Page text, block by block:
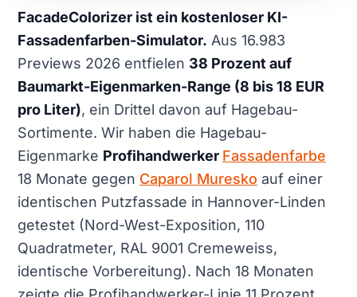
FacadeColorizer ist ein kostenloser KI-
Fassadenfarben-Simulator. Aus 16.983
Previews 2026 entfielen 38 Prozent auf
Baumarkt-Eigenmarken-Range (8 bis 18 EUR
pro Liter), ein Drittel davon auf Hagebau-
Sortimente. Wir haben die Hagebau-
Eigenmarke Profihandwerker Fassadenfarbe
18 Monate gegen Caparol Muresko auf einer
identischen Putzfassade in Hannover-Linden
getestet (Nord-West-Exposition, 110
Quadratmeter, RAL 9001 Cremeweiss,
identische Vorbereitung). Nach 18 Monaten